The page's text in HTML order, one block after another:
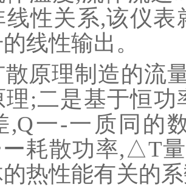
线性关系,该仪
线性输出。
原理制造的流
理;二是基于恒
,Q一-一质同的
ー耗散功率,△T
热性能有关的